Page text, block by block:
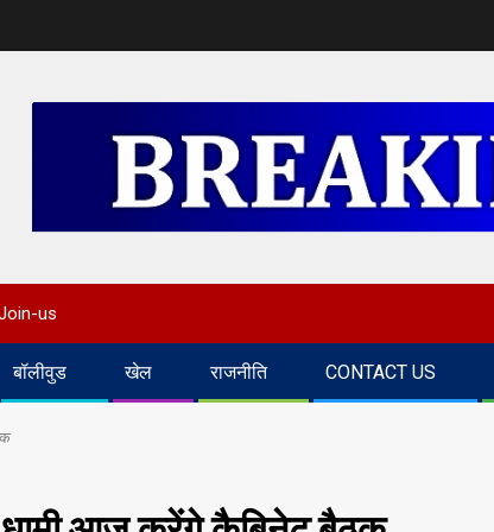
us
बॉलीवुड खेल राजनीति CONTACT US